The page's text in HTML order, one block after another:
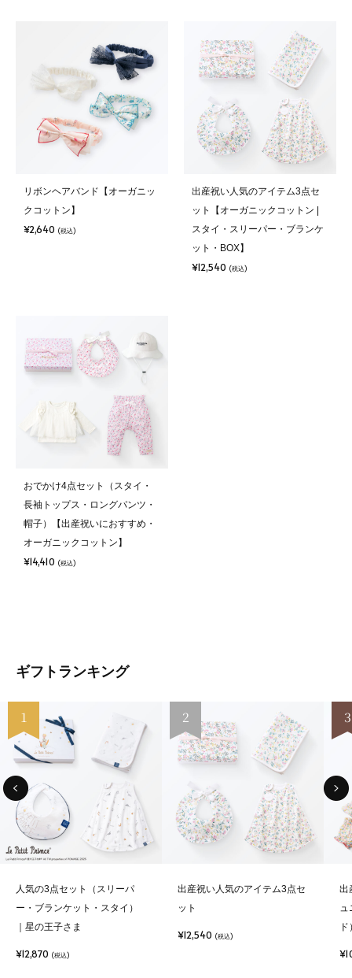
リボンヘアバンド【オーガニッ
クコットン】
¥2,640 (税込)
出産祝い人気のアイテム3点セ
ット【オーガニックコットン |
スタイ・スリーパー・ブランケ
ット・BOX】
¥12,540 (税込)
おでかけ4点セット（スタイ・
長袖トップス・ロングパンツ・
帽子）【出産祝いにおすすめ・
オーガニックコットン】
¥14,410 (税込)
ギフトランキング
1
人気の3点セット（スリーパ
ー・ブランケット・スタイ）
｜星の王子さま
¥12,870 (税込)
2
出産祝い人気のアイテム3点セ
ット
¥12,540 (税込)
3
出